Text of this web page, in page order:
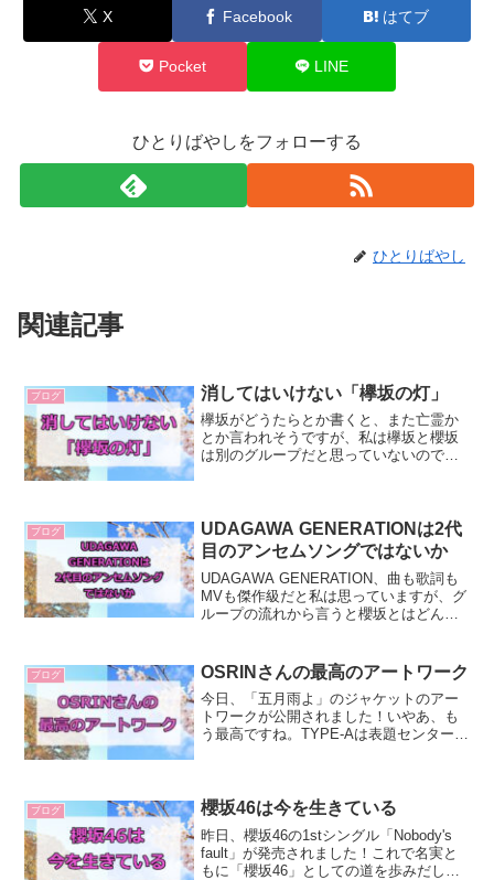
X Facebook はてブ
Pocket LINE
ひとりばやしをフォローする
ひとりばやし
関連記事
ブログ 消してはいけない「欅坂の灯」
欅坂がどうたらとか書くと、また亡霊か
とか言われそうですが、私は欅坂と櫻坂
は別のグループだと思っていないので、
もんでもありませんからね...
ブログ
UDAGAWA GENERATIONは2代
目のアンセムソングではないか
UDAGAWA GENERATION、曲も歌詞も
MVも傑作級だと私は思っていますが、グ
ループの流れから言うと櫻坂とはどんな
の歴史を簡単におさらいしましょう。今
までの楽曲...
ブログ OSRINさんの最高のアートワーク
今日、「五月雨よ」のジャケットのアー
トワークが公開されました！いやあ、も
う最高ですね。TYPE-Aは表題センターの
は、通常盤が結構好...
ブログ 櫻坂46は今を生きている
昨日、櫻坂46の1stシングル「Nobody's
fault」が発売されました！これで名実と
もに「櫻坂46」としての道を歩みだした